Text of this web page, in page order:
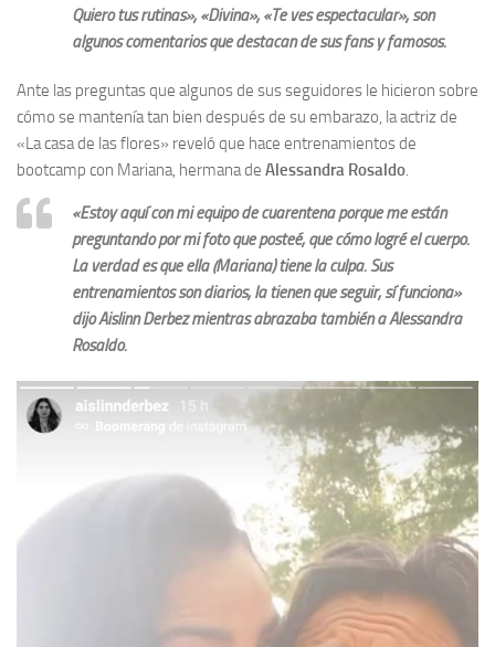
Quiero tus rutinas», «Divina», «Te ves espectacular», son
algunos comentarios que destacan de sus fans y famosos.
Ante las preguntas que algunos de sus seguidores le hicieron sobre
cómo se mantenía tan bien después de su embarazo, la actriz de
«La casa de las flores» reveló que hace entrenamientos de
bootcamp con Mariana, hermana de Alessandra Rosaldo.
«Estoy aquí con mi equipo de cuarentena porque me están
preguntando por mi foto que posteé, que cómo logré el cuerpo.
La verdad es que ella (Mariana) tiene la culpa. Sus
entrenamientos son diarios, la tienen que seguir, sí funciona»
dijo Aislinn Derbez mientras abrazaba también a Alessandra
Rosaldo.